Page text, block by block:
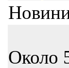
Около